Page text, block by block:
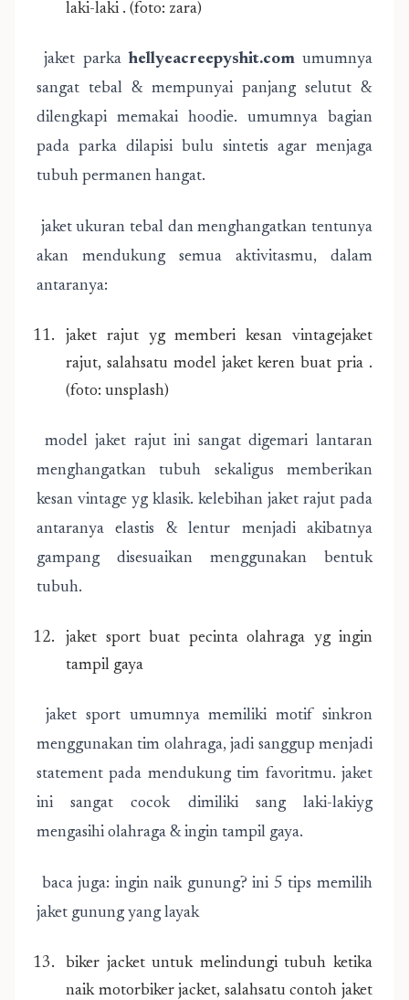
laki-laki . (foto: zara)
jaket parka hellyeacreepyshit.comumumnya
sangat tebal & mempunyai panjang selutut &
dilengkapi memakai hoodie. umumnya bagian
pada parka dilapisi bulu sintetis agar menjaga
tubuh permanen hangat.
jaket ukuran tebal dan menghangatkan tentunya
akan mendukung semua aktivitasmu, dalam
antaranya:
jaket rajut yg memberi kesan vintagejaket
rajut, salahsatu model jaket keren buat pria .
(foto: unsplash)
model jaket rajut ini sangat digemari lantaran
menghangatkan tubuh sekaligus memberikan
kesan vintage yg klasik. kelebihan jaket rajut pada
antaranya elastis & lentur menjadi akibatnya
gampang disesuaikan menggunakan bentuk
tubuh.
jaket sport buat pecinta olahraga yg ingin
tampil gaya
jaket sport umumnya memiliki motif sinkron
menggunakan tim olahraga, jadi sanggup menjadi
statement pada mendukung tim favoritmu. jaket
ini sangat cocok dimiliki sang laki-lakiyg
mengasihi olahraga & ingin tampil gaya.
baca juga: ingin naik gunung? ini 5 tips memilih
jaket gunung yang layak
biker jacket untuk melindungi tubuh ketika
naik motorbiker jacket, salahsatu contoh jaket